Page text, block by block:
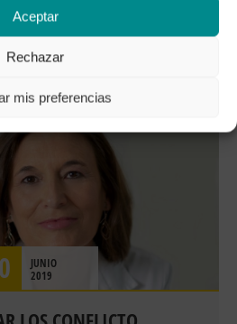
Aceptar
Rechazar
mis preferenciasPUBLICADO POR
JUNIO
2019